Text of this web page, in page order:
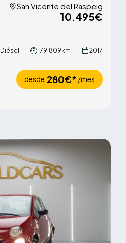
San Vicente del Raspeig
10.495€
Diésel 179.809km 2017
desde 280€* /mes